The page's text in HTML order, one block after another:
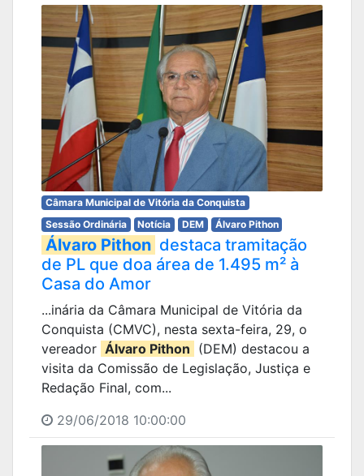
Câmara Municipal de Vitória da Conquista
Sessão Ordinária
Notícia DEM Álvaro Pithon
Álvaro Pithon destaca tramitação
de PL que doa área de 1.495 m² à
Casa do Amor
...inária da Câmara Municipal de Vitória da
Conquista (CMVC), nesta sexta-feira, 29, o
vereador Álvaro Pithon (DEM) destacou a
visita da Comissão de Legislação, Justiça e
Redação Final, com...
29/06/2018 10:00:00